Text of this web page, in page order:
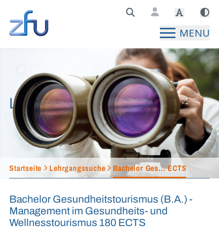
Zentralstelle für Fernunterricht Hauptseite
MENU
Lehrgangssuche
Startseite Lehrgangssuche Bachelor Ges... ECTS
Bachelor Gesundheitstourismus (B.A.) -
Management im Gesundheits- und
Wellnesstourismus 180 ECTS